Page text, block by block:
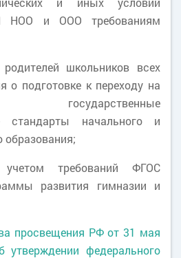
НОО и ООО требованиям
школьников всех
о подготовке к переходу на
государственные
стандарты начального и
образования;
требований ФГОС
развития гимназии и
просвещения РФ от 31 мая
федерального